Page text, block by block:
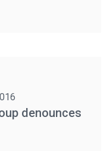
denounces